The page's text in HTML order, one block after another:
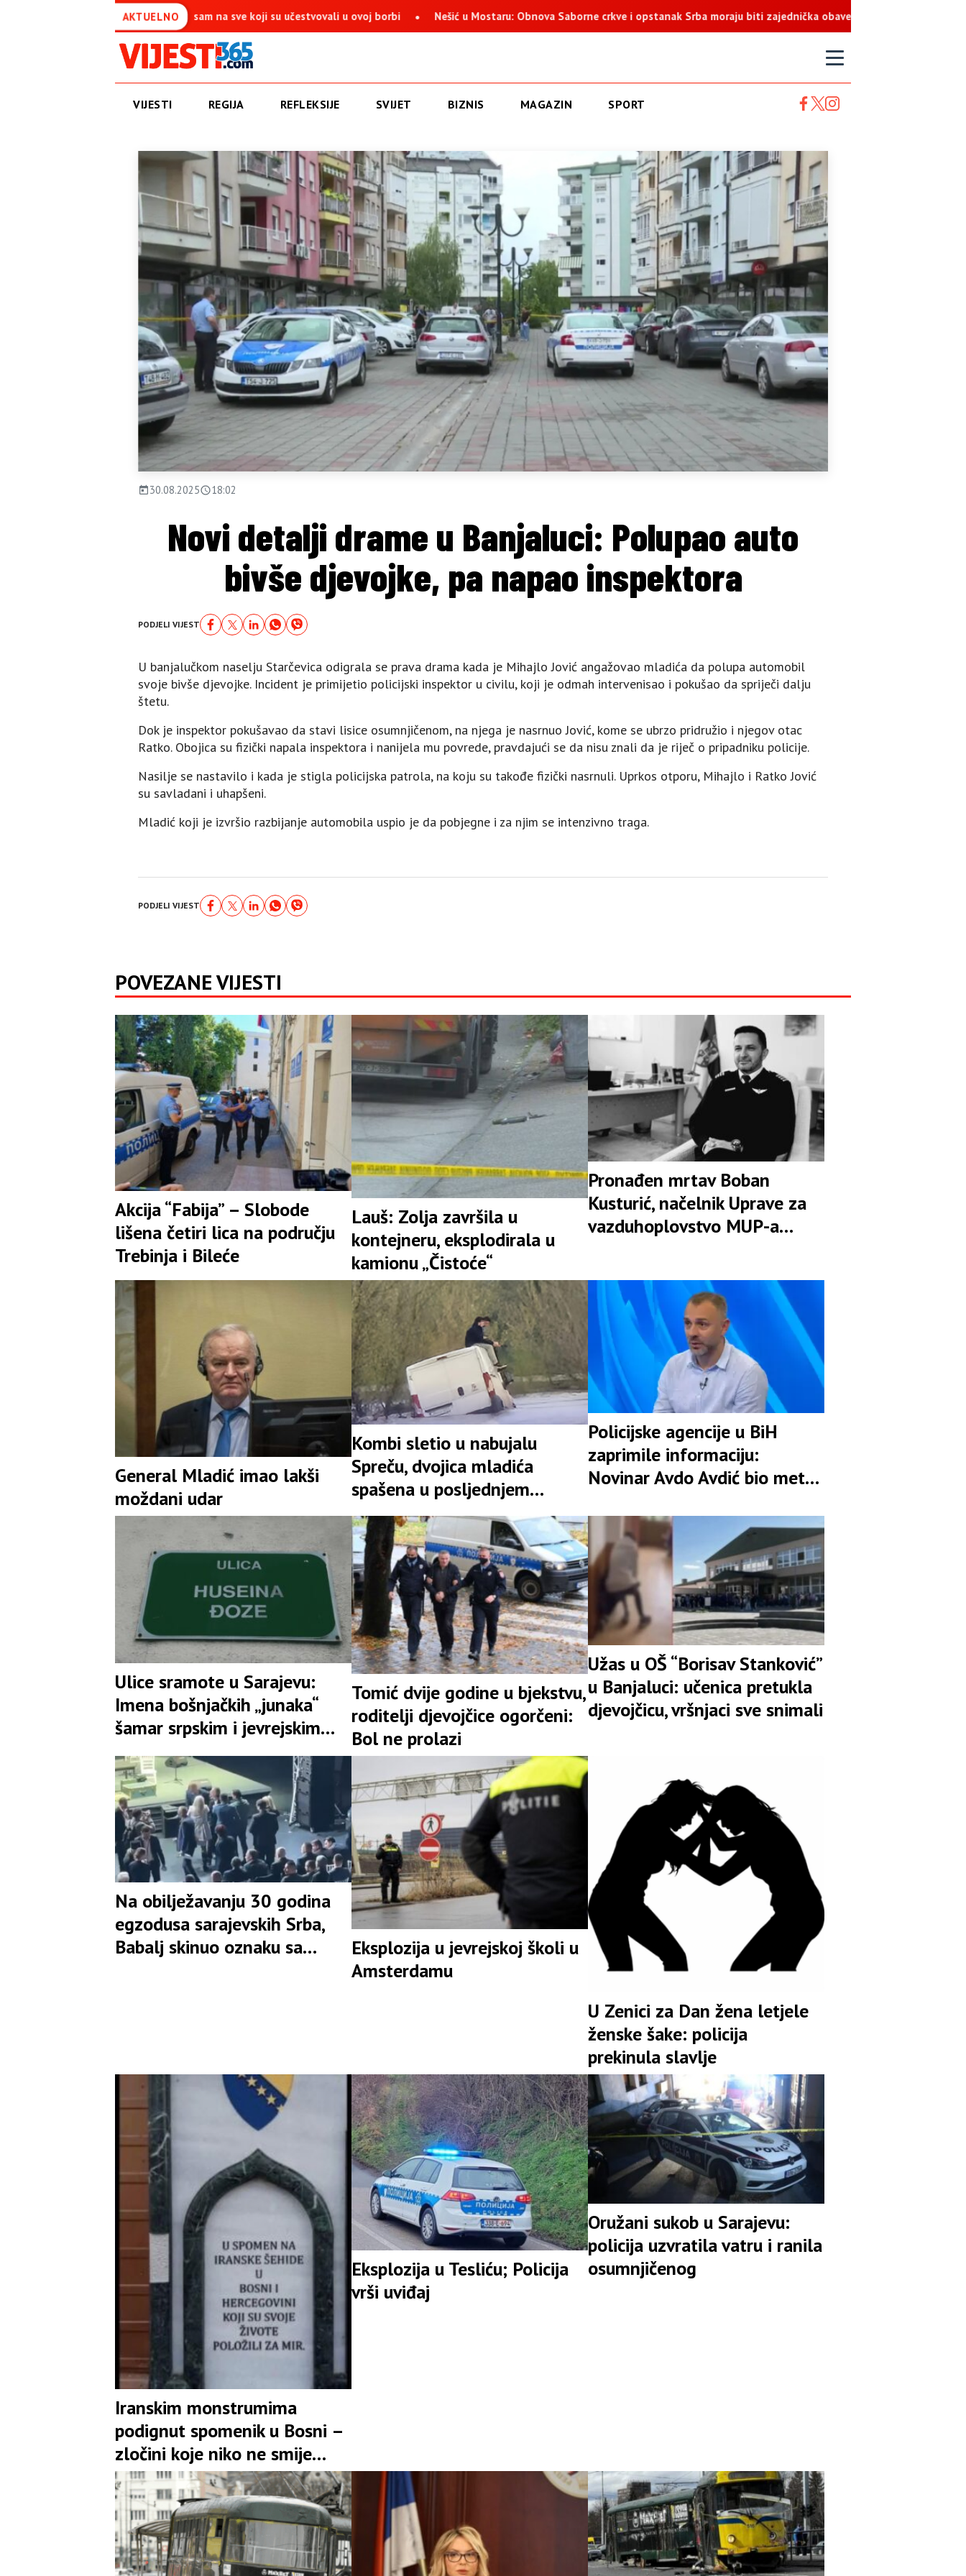
AKTUELNO
simbol pobjede – Ponosan sam na sve koji su učestvovali u ovoj borbi Nešić u Mostaru: Obnova Saborne crkve i opstanak Srba moraju biti zajednička obaveza
VIJESTI REGIJA REFLEKSIJE SVIJET BIZNIS MAGAZIN SPORT
30.08.2025 18:02
Novi detalji drame u Banjaluci: Polupao auto
bivše djevojke, pa napao inspektora
PODJELI VIJEST
U banjalučkom naselju Starčevica odigrala se prava drama kada je Mihajlo Jović angažovao mladića da polupa automobil
svoje bivše djevojke. Incident je primijetio policijski inspektor u civilu, koji je odmah intervenisao i pokušao da spriječi dalju
štetu.
Dok je inspektor pokušavao da stavi lisice osumnjičenom, na njega je nasrnuo Jović, kome se ubrzo pridružio i njegov otac
Ratko. Obojica su fizički napala inspektora i nanijela mu povrede, pravdajući se da nisu znali da je riječ o pripadniku policije.
Nasilje se nastavilo i kada je stigla policijska patrola, na koju su takođe fizički nasrnuli. Uprkos otporu, Mihajlo i Ratko Jović
su savladani i uhapšeni.
Mladić koji je izvršio razbijanje automobila uspio je da pobjegne i za njim se intenzivno traga.
PODJELI VIJEST
POVEZANE VIJESTI
Akcija “Fabija” – Slobode
lišena četiri lica na području
Trebinja i Bileće
Lauš: Zolja završila u
kontejneru, eksplodirala u
kamionu „Čistoće“
Pronađen mrtav Boban
Kusturić, načelnik Uprave za
vazduhoplovstvo MUP-a
General Mladić imao lakši
moždani udar
Kombi sletio u nabujalu
Spreču, dvojica mladića
spašena u posljednjem
trenutku
Policijske agencije u BiH
zaprimile informaciju:
Novinar Avdo Avdić bio meta
Ulice sramote u Sarajevu:
Imena bošnjačkih „junaka“
šamar srpskim i jevrejskim
žrtvama
Tomić dvije godine u bjekstvu,
roditelji djevojčice ogorčeni:
Bol ne prolazi
Užas u OŠ “Borisav Stanković”
u Banjaluci: učenica pretukla
djevojčicu, vršnjaci sve snimali
Na obilježavanju 30 godina
egzodusa sarajevskih Srba,
Babalj skinuo oznaku sa
Eksplozija u jevrejskoj školi u
Amsterdamu
U Zenici za Dan žena letjele
ženske šake: policija
prekinula slavlje
Iranskim monstrumima
podignut spomenik u Bosni –
zločini koje niko ne smije
zaboraviti
Eksplozija u Tesliću; Policija
vrši uviđaj
Oružani sukob u Sarajevu:
policija uzvratila vatru i ranila
osumnjičenog